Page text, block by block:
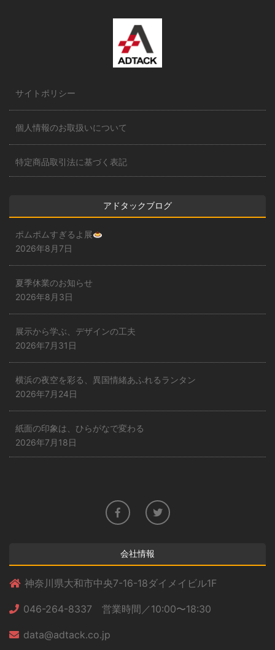
サイトポリシー
個人情報のお取扱いについて
特定商品取引法に基づく表記
アドタックブログ
ポムポムすぎるよ展
2026年8月7日
夏季休業のお知らせ
2026年8月3日
展示から学ぶ、デザインの工夫
2026年7月31日
横浜の夜空を彩る、異国情緒あふれるランタン
2026年7月24日
紙面の印象は、ひらがなで変わる
2026年7月18日
会社情報
神奈川県大和市中央7-16-18ダイメイビル1F
046-264-8337 営業時間／10:00〜18:30
data@adtack.co.jp